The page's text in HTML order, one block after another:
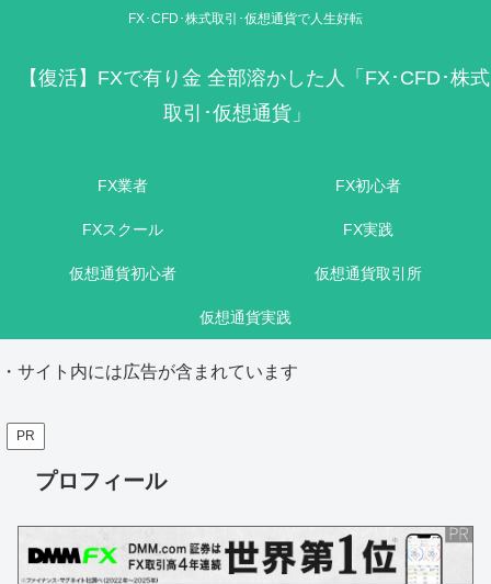
FX･CFD･株式取引･仮想通貨で人生好転
【復活】FXで有り金 全部溶かした人「FX･CFD･株式
取引･仮想通貨」
FX業者 FX初心者
FXスクール FX実践
仮想通貨初心者 仮想通貨取引所
仮想通貨実践
・サイト内には広告が含まれています
PR
プロフィール